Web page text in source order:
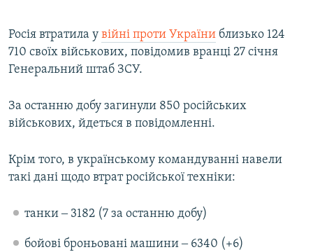
Усі сайти RFE/RL
Росія втратила у війні проти України близько 124
710 своїх військових, повідомив вранці 27 січня
Генеральний штаб ЗСУ.
За останню добу загинули 850 російських
військових, йдеться в повідомленні.
Крім того, в українському командуванні навели
такі дані щодо втрат російської техніки:
танки ‒ 3182 (7 за останню добу)
бойові броньовані машини ‒ 6340 (+6)